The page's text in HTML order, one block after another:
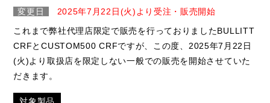
変更日
2025年7月22日(火)より受注・販売開始
これまで弊社代理店限定で販売を行っておりましたBULLITT
CRFとCUSTOM500 CRFですが、この度、2025年7月22日
(火)より取扱店を限定しない一般での販売を開始させていた
だきます。